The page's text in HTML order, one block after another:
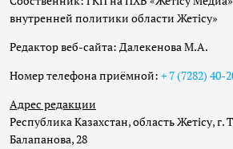
внутренней политики области Жетісу»
Редактор веб-сайта: Далекенова М.А.
Номер телефона приёмной: + 7 (7282) 40-
Адрес редакции
Республика Казахстан, область Жетісу, г.
Балапанова, 28